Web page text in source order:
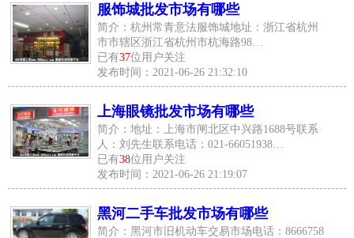
服饰城批发市场有哪些
简介：杭州常青意法服饰城地址：浙江省杭州
市市辖区浙江省杭州市杭海路98…
已有37位用户关注
发布时间：2021-06-26 21:32:10
上海眼镜批发市场有哪些
简介：地址：上海市闸北区中兴路1688号联系
人：刘先生联系电话：021-66051938…
已有38位用户关注
发布时间：2021-06-26 21:19:07
黑河二手车批发市场有哪些
简介：黑河市旧机动车交易市场电话：8666758